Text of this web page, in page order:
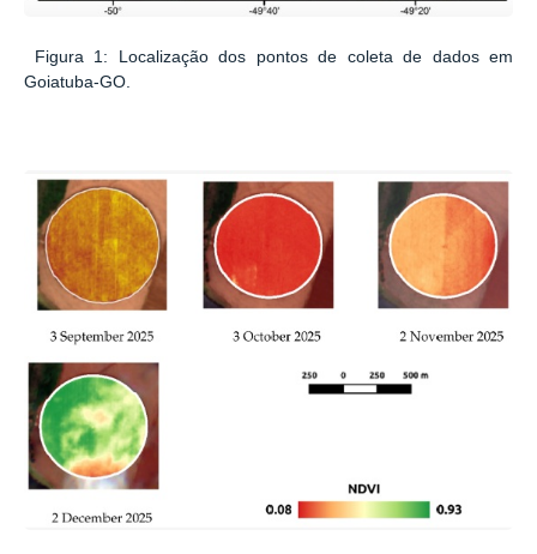
Figura 1: Localização dos pontos de coleta de dados em
Goiatuba-GO.